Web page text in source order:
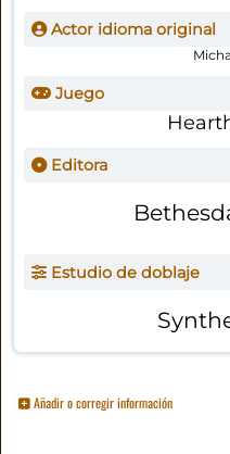
Actor idioma original
Juego
Editora
Estudio de doblaje
Añadir o corregir información